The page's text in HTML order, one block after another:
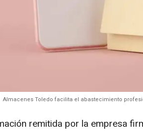
Almacenes Toledo facilita el abastecimiento
remitida por la empresa